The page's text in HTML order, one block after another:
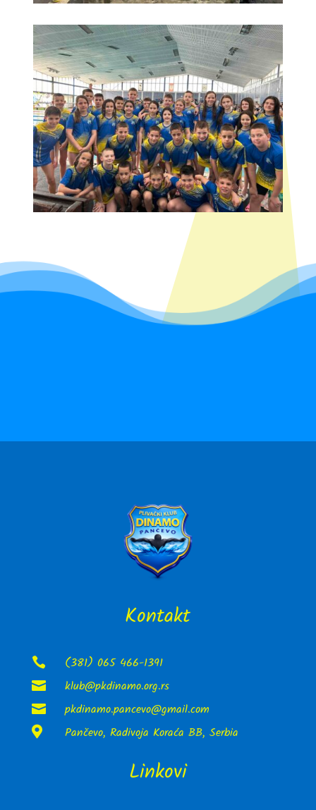
Kontakt
 (381) 065 466-1391
 klub@pkdinamo.org.rs
 pkdinamo.pancevo@gmail.com
 Pančevo, Radivoja Koraća BB, Serbia
Linkovi